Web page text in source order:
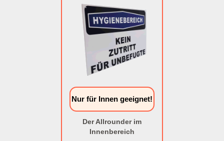
Nur für Innen geeignet!
Der Allrounder im
Innenbereich